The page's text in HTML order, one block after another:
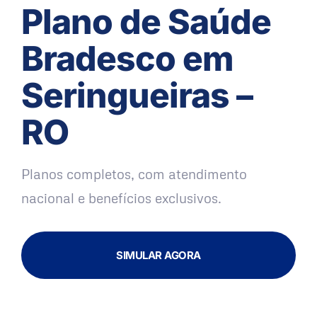
Plano de Saúde
Bradesco em
Seringueiras –
RO
Planos completos, com atendimento
nacional e benefícios exclusivos.
SIMULAR AGORA